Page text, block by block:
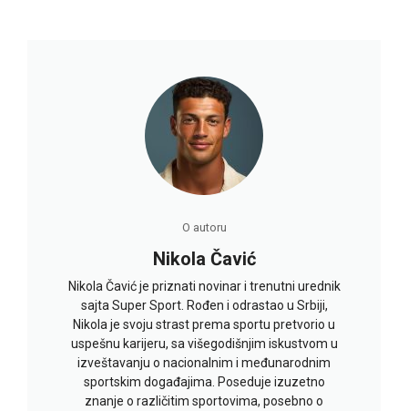
O autoru
Nikola Čavić
Nikola Čavić je priznati novinar i trenutni urednik
sajta Super Sport. Rođen i odrastao u Srbiji,
Nikola je svoju strast prema sportu pretvorio u
uspešnu karijeru, sa višegodišnjim iskustvom u
izveštavanju o nacionalnim i međunarodnim
sportskim događajima. Poseduje izuzetno
znanje o različitim sportovima, posebno o